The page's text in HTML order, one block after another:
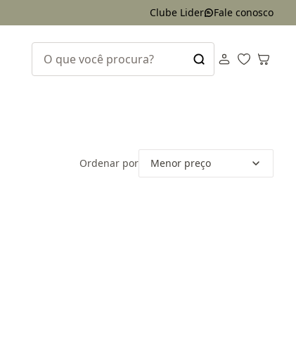
Clube Lider Fale conosco
Ordenar por Menor preço